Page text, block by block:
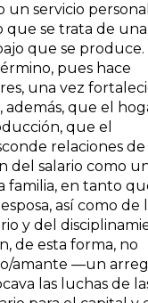
servicio
que se trata de una
que se produce.
pues hace
una vez
además, que el
que el
relaciones de
del salario como
familia, en tanto
así como de
y del
de esta forma, no
amante —un
las luchas de